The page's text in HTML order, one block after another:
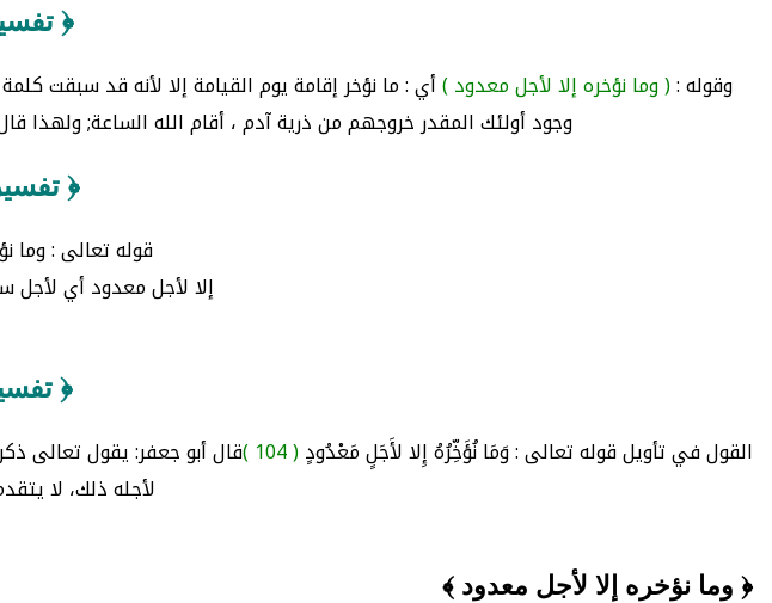
﴿
وقوله :( وما نؤخره إلا لأجل معدود )أي : ما نؤخر إقامة يوم القيامة إلا لأنه قد سبقت
وجود أولئك المقدر خروجهم من ذرية آدم ، أقام الله الساعة; ولهذا
﴿
قوله تعالى : وما
إلا لأجل معدود أي لأجل
﴿
القول في تأويل قوله تعالى : وَمَا نُؤَخِّرُهُ إِلا لأَجَلٍ مَعْدُودٍ( 104 )
قال أبو جعفر: يقول تعالى
لأجله ذلك، لا
﴿ وما نؤخره إلا لأجل معدود ﴾